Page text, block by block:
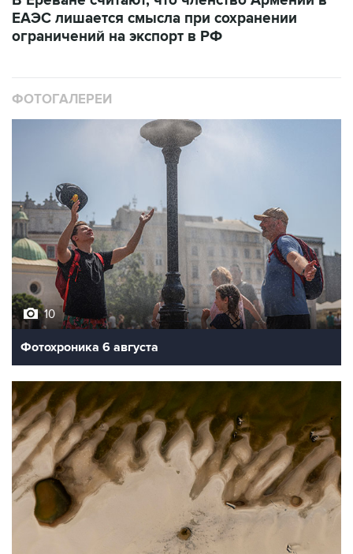
ЕАЭС лишается смысла при сохранении
ограничений на экспорт в РФ
ФОТОГАЛЕРЕИ
10
Фотохроника 6 августа